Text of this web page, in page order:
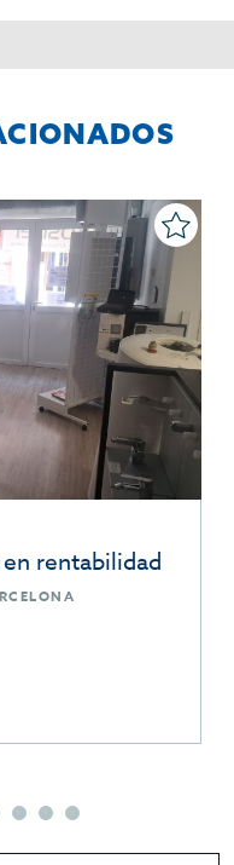
portabilidad de los
rentabilidad